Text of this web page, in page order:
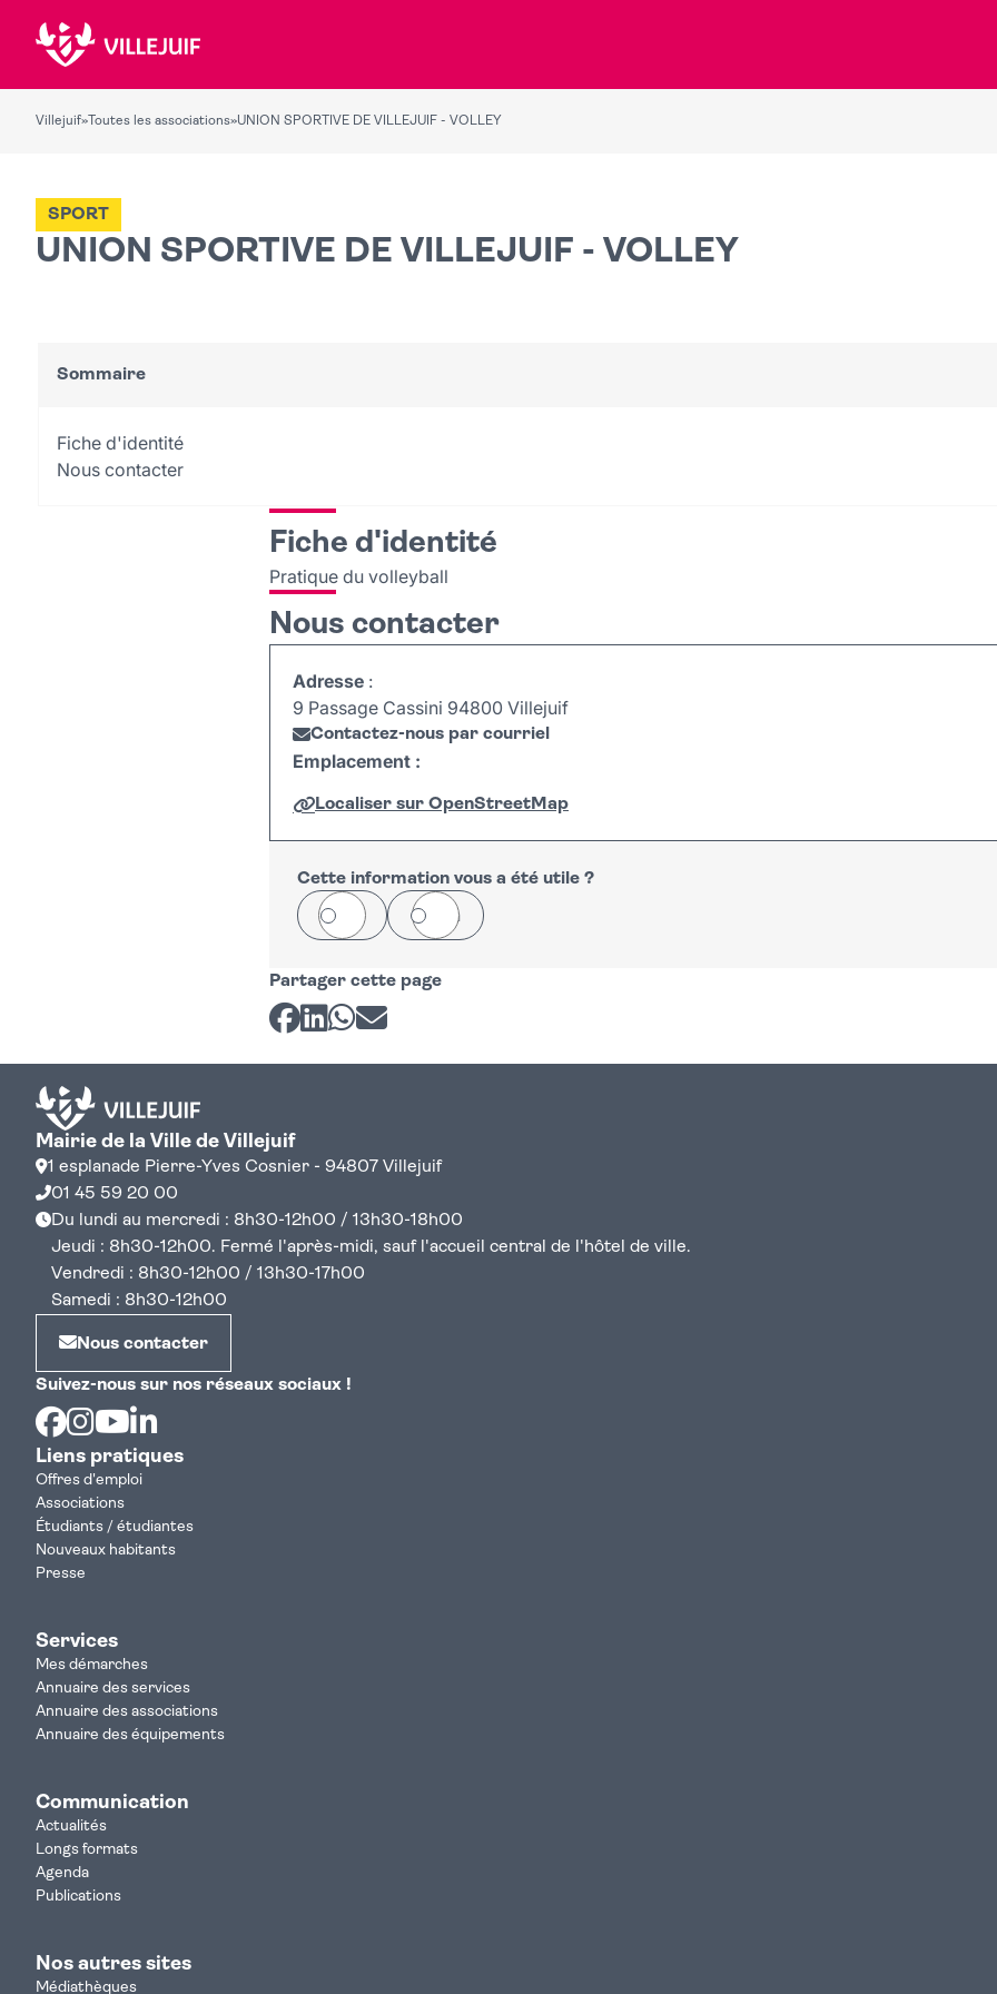
Villejuif» Toutes les associations»UNION SPORTIVE DE VILLEJUIF - VOLLEY
UNION SPORTIVE DE VILLEJUIF - VOLLEY
SPORT
Sommaire
Fiche d'identité
Nous contacter
Fiche d'identité
Pratique du volleyball
Nous contacter
Adresse :
9 Passage Cassini 94800 Villejuif
Contactez-nous par courriel
Emplacement :
Localiser sur OpenStreetMap
+
−
Cette information vous a été utile ?
Oui Non
Partager cette page
Partager sur Facebook
Partager sur LinkedIn
Partager sur Whatsapp
Partager par courriel
Mairie de la Ville de Villejuif
1 esplanade Pierre-Yves Cosnier - 94807 Villejuif
01 45 59 20 00
Du lundi au mercredi : 8h30-12h00 / 13h30-18h00
Jeudi : 8h30-12h00. Fermé l'après-midi, sauf l'accueil central de l'hôtel de ville.
Vendredi : 8h30-12h00 / 13h30-17h00
Samedi : 8h30-12h00
Nous contacter
Suivez-nous sur nos réseaux sociaux !
Facebook
Instagram
Youtube
Liens pratiques
Offres d'emploi
Associations
Étudiants / étudiantes
Nouveaux habitants
Presse
Services
Mes démarches
Annuaire des services
Annuaire des associations
Annuaire des équipements
Communication
Actualités
Longs formats
Agenda
Publications
Nos autres sites
Médiathèques